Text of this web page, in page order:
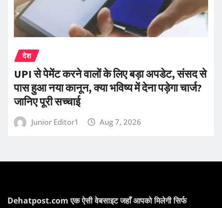
देश
UPI से पेमेंट करने वालों के लिए बड़ा अपडेट, संसद से
पास हुआ नया कानून, क्या भविष्य में देना पड़ेगा चार्ज?
जानिए पूरी सच्चाई
Junior Editor1 Aug 7, 2026
Dehatpost.com एक ऐसी वेबसाइट जहाँ आपको मिलेगी सिर्फ